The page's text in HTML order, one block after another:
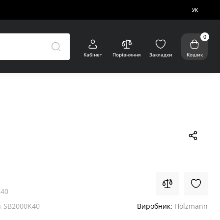
УК
Кабінет Порівняння Закладки
0
Кошик
SB2000K40 Виробник: Holzmann